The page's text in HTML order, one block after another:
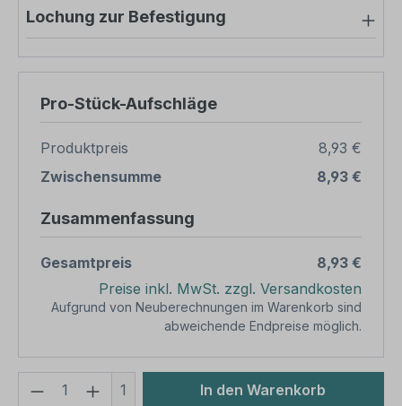
Lochung zur Befestigung
Pro-Stück-Aufschläge
Produktpreis
8,93 €
Zwischensumme
8,93 €
Zusammenfassung
Gesamtpreis
8,93 €
Preise inkl. MwSt. zzgl. Versandkosten
Aufgrund von Neuberechnungen im Warenkorb sind
abweichende Endpreise möglich.
Produkt Anzahl: Gib den
1 In den Warenkorb